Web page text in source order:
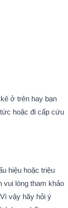
ở trên hay bạn
hoặc đi cấp cứu
hiệu hoặc triệu
vui lòng tham khảo
vậy hãy hỏi ý